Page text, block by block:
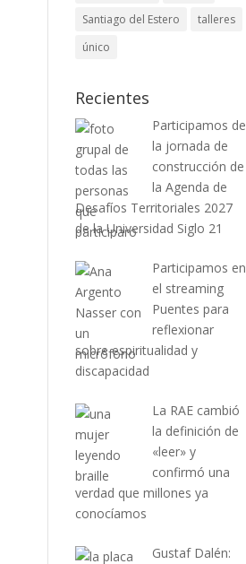
Santiago del Estero
talleres
único
Recientes
Participamos de
la jornada de
construcción de
la Agenda de
Desafíos Territoriales 2027
de la Universidad Siglo 21
Participamos en
el streaming
Puentes para
reflexionar
sobre espiritualidad y
discapacidad
La RAE cambió
la definición de
«leer» y
confirmó una
verdad que millones ya
conocíamos
Gustaf Dalén: